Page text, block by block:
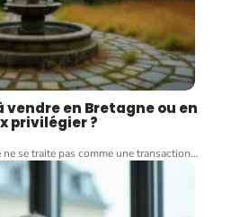
vendre en Bretagne ou en
privilégier ?
se traite pas comme une transaction…